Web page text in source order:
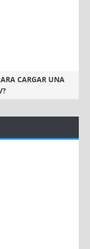
CARGAR UNA